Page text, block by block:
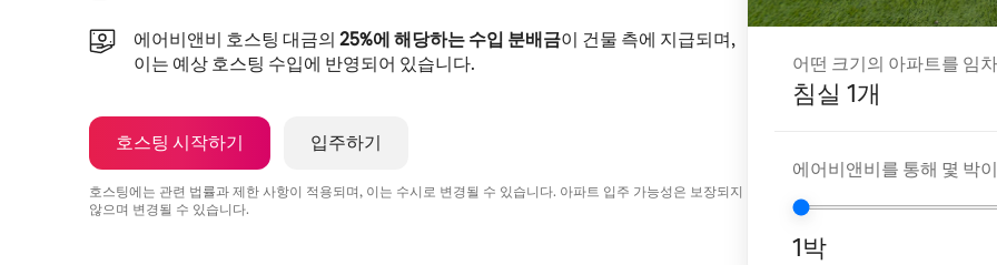
에어비앤비 호스팅 대금의 25%에 해당하는 수입 분배금이 건물 측에 지급되며,
이는 예상 호스팅 수입에 반영되어 있습니다.
호스팅 시작하기 입주하기
호스팅에는 관련 법률과 제한 사항이 적용되며, 이는 수시로 변경될 수 있습니다. 아파트 입주 가능성은 보장되지
않으며 변경될 수 있습니다.
어떤 크기의 아파트를 임
침실 1개
에어비앤비를 통해 몇 박
1박